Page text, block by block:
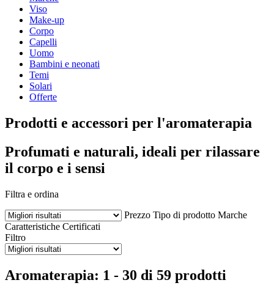
Viso
Make-up
Corpo
Capelli
Uomo
Bambini e neonati
Temi
Solari
Offerte
Prodotti e accessori per l'aromaterapia
Profumati e naturali, ideali per rilassare
il corpo e i sensi
Filtra e ordina
Prezzo Tipo di prodotto Marche
Caratteristiche Certificati
Filtro
Aromaterapia: 1 - 30 di 59 prodotti